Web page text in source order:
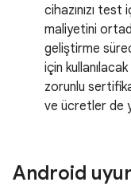
cihazınızı
maliyetini
geliştirme
için
zorunlu
ve ücretler de
Android